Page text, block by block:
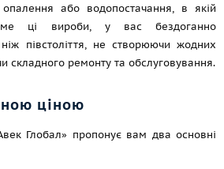
або водопостачання, в якій
ці вироби, у вас бездоганно
півстоліття, не створюючи жодних
складного ремонту та обслуговування.
ціною
Глобал» пропонує вам два основні